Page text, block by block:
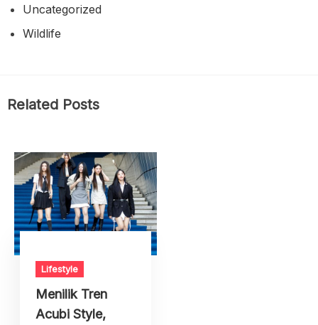
Uncategorized
Wildlife
Related Posts
Lifestyle
Menilik Tren
Acubi Style,